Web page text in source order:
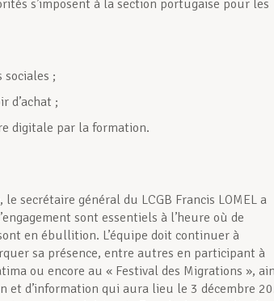
s’imposent à la section portugaise pour les
;
d’achat ;
digitale par la formation.
secrétaire général du LCGB Francis LOMEL a
sont essentiels à l’heure où de
en ébullition. L’équipe doit continuer à
sa présence, entre autres en participant à
ou encore au « Festival des Migrations »,
et d’information qui aura lieu le 3 décembre